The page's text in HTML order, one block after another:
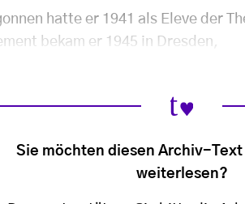
hatte er 1941 als Eleve der
bekam er 1945 in Dresden,
Sie möchten diesen Archiv-Text
weiterlesen?